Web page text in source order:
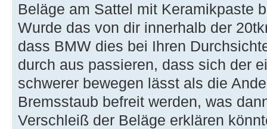
Beläge am Sattel mit Keramikpaste
Wurde das von dir innerhalb der
dass BMW dies bei Ihren
durch aus passieren, dass sich der
schwerer bewegen lässt als die
Bremsstaub befreit werden, was
Verschleiß der Beläge erklären